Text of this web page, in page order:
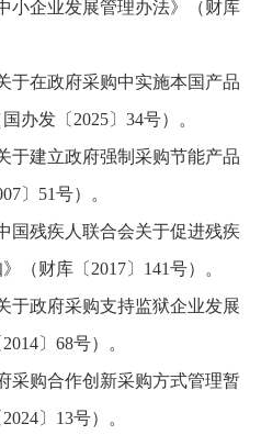
企业发展管理办法》（财库
在政府采购中实施本国产品
办发〔2025〕34号）。
建立政府强制采购节能产品
〕51号）。
残疾人联合会关于促进残疾
（财库〔2017〕141号）。
政府采购支持监狱企业发展
〕68号）。
购合作创新采购方式管理暂
〕13号）。